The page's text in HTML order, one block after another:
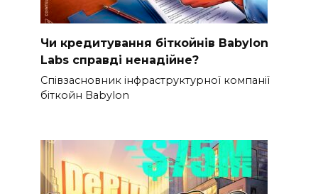
Чи кредитування біткойнів Babylon
Labs справді ненадійне?
Співзасновник інфраструктурної компанії
біткойн Babylon